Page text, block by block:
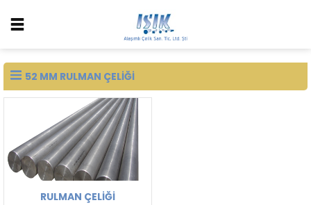
52 MM RULMAN ÇELIĞI
RULMAN ÇELIĞI